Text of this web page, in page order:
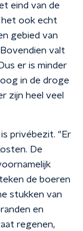
eind van de
het ook echt
gebied van
valt
er is minder
in de droge
zijn heel veel
privébezit. "Er
De
de boeren
stukken van
en
regenen,